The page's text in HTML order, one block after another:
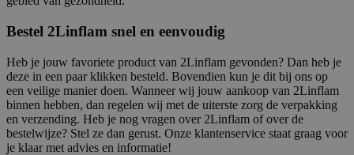
Bestel 2Linflam snel en eenvoudig
Heb je jouw favoriete product van 2Linflam gevonden? Dan heb je
deze in een paar klikken besteld. Bovendien kun je dit bij ons op
een veilige manier doen. Wanneer wij jouw aankoop van 2Linflam
binnen hebben, dan regelen wij met de uiterste zorg de verpakking
en verzending. Heb je nog vragen over 2Linflam of over de
bestelwijze? Stel ze dan gerust. Onze klantenservice staat graag voor
je klaar met advies en informatie!